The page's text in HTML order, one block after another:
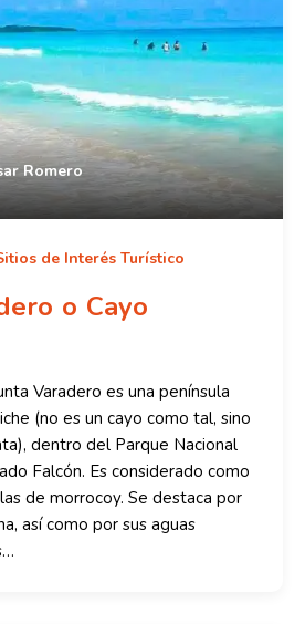
Romero
de Interés Turístico
o Cayo
Varadero es una península
(no es un cayo como tal, sino
dentro del Parque Nacional
Falcón. Es considerado como
de morrocoy. Se destaca por
así como por sus aguas